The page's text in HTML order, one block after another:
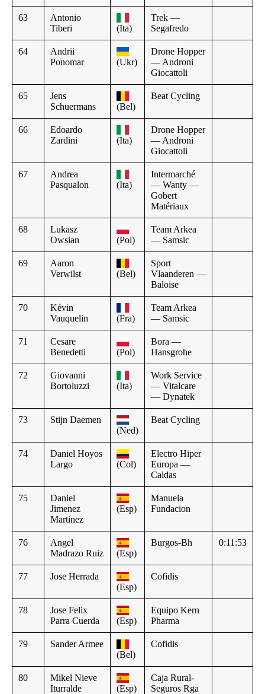
63
Antonio
Tiberi
(Ita)
Trek —
Segafredo
64
Andrii
Ponomar
(Ukr)
Drone Hopper
— Androni
Giocattoli
65
Jens
Schuermans
(Bel)
Beat Cycling
66
Edoardo
Zardini
(Ita)
Drone Hopper
— Androni
Giocattoli
67
Andrea
Pasqualon
(Ita)
Intermarché
— Wanty —
Gobert
Matériaux
68
Lukasz
Owsian
(Pol)
Team Arkea
— Samsic
69
Aaron
Verwilst
(Bel)
Sport
Vlaanderen —
Baloise
70
Kévin
Vauquelin
(Fra)
Team Arkea
— Samsic
71
Cesare
Benedetti
(Pol)
Bora —
Hansgrohe
72
Giovanni
Bortoluzzi
(Ita)
Work Service
— Vitalcare
— Dynatek
73
Stijn Daemen
(Ned)
Beat Cycling
74
Daniel Hoyos
Largo
(Col)
Electro Hiper
Europa —
Caldas
75
Daniel
Jimenez
Martinez
(Esp)
Manuela
Fundacion
76
Angel
Madrazo Ruiz
(Esp)
Burgos-Bh 0:11:53
77
Jose Herrada
(Esp)
Cofidis
78
Jose Felix
Parra Cuerda
(Esp)
Equipo Kern
Pharma
79
Sander Armee
(Bel)
Cofidis
80
Mikel Nieve
Iturralde
(Esp)
Caja Rural-
Seguros Rga